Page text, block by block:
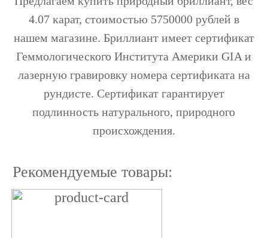
4.07 карат, стоимостью 5750000 рублей в
нашем магазине. Бриллиант имеет сертификат
Геммологического Института Америки GIA и
лазерную гравировку номера сертификата на
рундисте. Сертификат гарантирует
подлинность натурального, природного
происхождения.
Рекомендуемые товары: